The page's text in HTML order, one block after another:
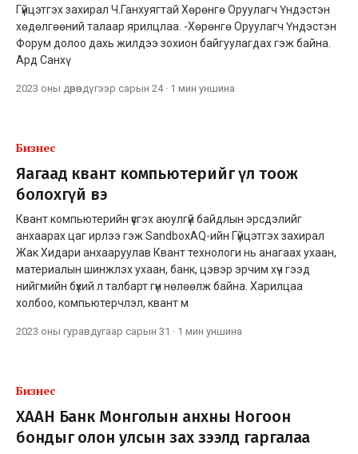
Гүйцэтгэх захирал Ч.Ганхуягтай Хөрөнгө Оруулагч Үндэстэн
хөдөлгөөний талаар ярилцлаа. -Хөрөнгө Оруулагч Үндэстэн
Форум долоо дахь жилдээ зохион байгуулагдах гэж байна.
Ард Санхү
2023 оны дөрөвдүгээр сарын 24· 1 мин уншина
Бизнес
Яагаад квант компьютерийг үл тоож
болохгүй вэ
Квант компьютерийн үүсгэх аюулгүй байдлын эрсдэлийг
анхаарах цаг ирлээ гэж SandboxAQ-ийн Гүйцэтгэх захирал
Жак Хидари анхааруулав Квант технологи нь анагаах ухаан,
материалын шинжлэх ухаан, банк, цэвэр эрчим хүч гээд
нийгмийн бүхий л талбарт гүн нөлөөлж байна. Харилцаа
холбоо, компьютерчлэл, квант м
2023 оны гуравдугаар сарын 31 · 1 мин уншина
Бизнес
ХААН Банк Монголын анхны Ногоон
бондыг олон улсын зах зээлд гаргалаа